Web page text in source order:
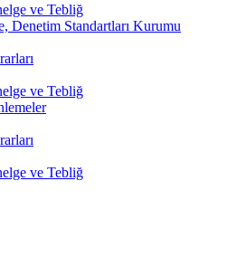
ve Tebliğ
Denetim Standartları Kurumu
ve Tebliğ
ve Tebliğ